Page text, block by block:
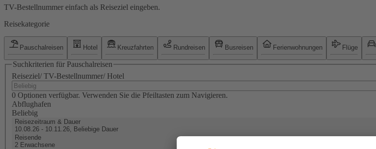
TV-Bestellnummer einfach als Reiseziel eingeben.
Reisekategorie
Pauschalreisen Hotel Kreuzfahrten Rundreisen Busreisen Ferienwohnungen Flüge
Suchkriterien für Pauschalreisen
Reiseziel/ TV-Bestellnummer/ Hotel
0 Optionen verfügbar. Verwenden Sie die Pfeiltasten zum Navigieren.
Abflughafen
Beliebig
Reisezeitraum & Dauer
10.08.26 - 10.11.26, Beliebige Dauer
Reisende
2 Erwachsene